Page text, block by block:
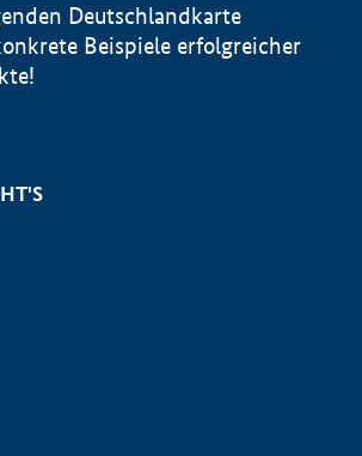
Deutschlandkarte
Beispiele erfolgreicher